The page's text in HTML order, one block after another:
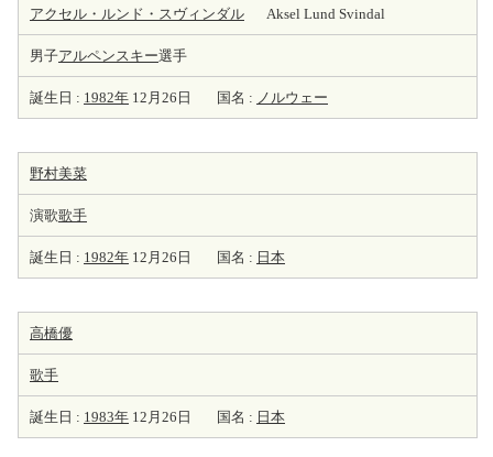
アクセル・ルンド・スヴィンダル Aksel Lund Svindal
男子アルペンスキー選手
誕生日 : 1982年 12月26日 国名 : ノルウェー
野村美菜
演歌歌手
誕生日 : 1982年 12月26日 国名 : 日本
高橋優
歌手
誕生日 : 1983年 12月26日 国名 : 日本